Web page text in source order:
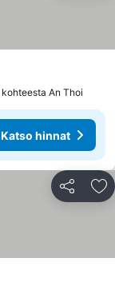
An Thoi
Katso hinnat
Jaa